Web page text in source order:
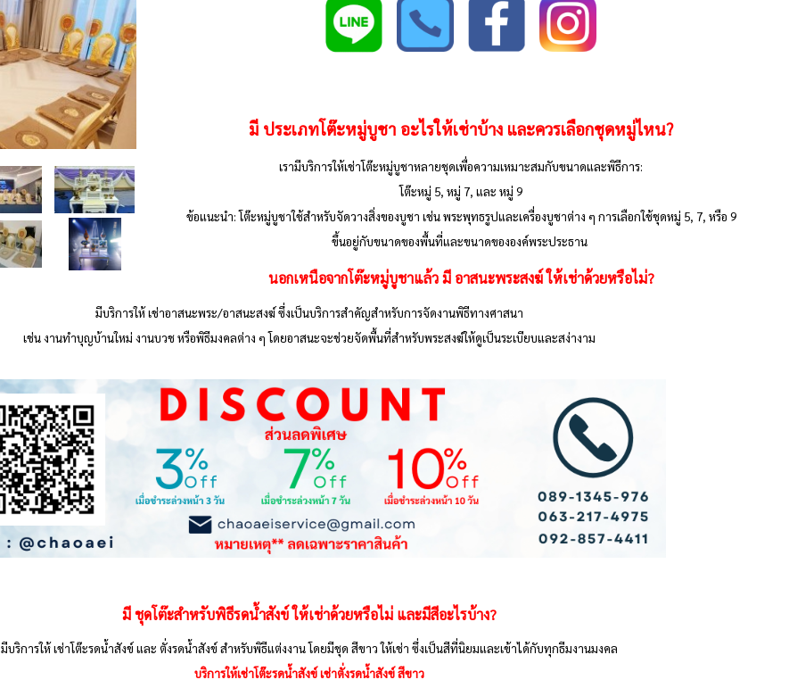
มี ประเภทโต๊ะหมู่บูชา อะไรให้เช่าบ้าง และควรเลือกชุดหมู่ไหน?
เรามีบริการให้เช่าโต๊ะหมู่บูชาหลายชุดเพื่อความเหมาะสมกับขนาดและพิธีการ:
โต๊ะหมู่ 5, หมู่ 7, และ หมู่ 9
ข้อแนะนำ: โต๊ะหมู่บูชาใช้สำหรับจัดวางสิ่งของบูชา เช่น พระพุทธรูปและเครื่องบูชาต่าง ๆ การเลือกใช้ชุดหมู่ 5, 7, หรือ 9
ขึ้นอยู่กับขนาดของพื้นที่และขนาดขององค์พระประธาน
นอกเหนือจากโต๊ะหมู่บูชาแล้ว มี อาสนะพระสงฆ์ ให้เช่าด้วยหรือไม่?
มีบริการให้ เช่าอาสนะพระ/อาสนะสงฆ์ ซึ่งเป็นบริการสำคัญสำหรับการจัดงานพิธีทางศาสนา
เช่น งานทำบุญบ้านใหม่ งานบวช หรือพิธีมงคลต่าง ๆ โดยอาสนะจะช่วยจัดพื้นที่สำหรับพระสงฆ์ให้ดูเป็นระเบียบและสง่างาม
มีชุดโต๊ะสำหรับพิธีรดน้ำสังข์ให้เช่าด้วยหรือไม่ และมีสีอะไรบ้าง?
มีบริการให้ เช่าโต๊ะรดน้ำสังข์ และ ตั่งรดน้ำสังข์ สำหรับพิธีแต่งงาน โดยมีชุด สีขาว ให้เช่า ซึ่งเป็นสีที่นิยมและเข้าได้กับทุกธีมงานมงคล
บริการให้เช่าโต๊ะรดน้ำสังข์ เช่าตั่งรดน้ำสังข์ สีขาว